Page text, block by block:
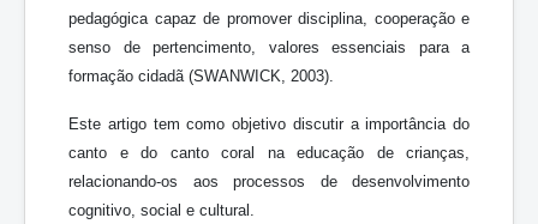
pedagógica capaz de promover disciplina, cooperação e
senso de pertencimento, valores essenciais para a
formação cidadã (SWANWICK, 2003).
Este artigo tem como objetivo discutir a importância do
canto e do canto coral na educação de crianças,
relacionando-os aos processos de desenvolvimento
cognitivo, social e cultural.